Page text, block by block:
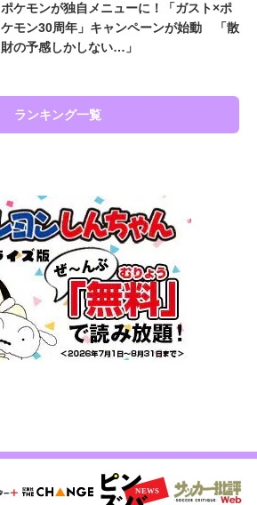
ポケモンが独自メニューに！「ガスト×ポ
ケモン30周年」キャンペーンが始動 「散
財の予感しかしない…」
ランキング一覧